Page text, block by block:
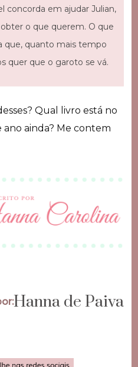
concorda em ajudar Julian,
o que querem. O que
que, quanto mais tempo
quer que o garoto se vá.
Qual livro está no
ano ainda? Me contem
Hanna de Paiva